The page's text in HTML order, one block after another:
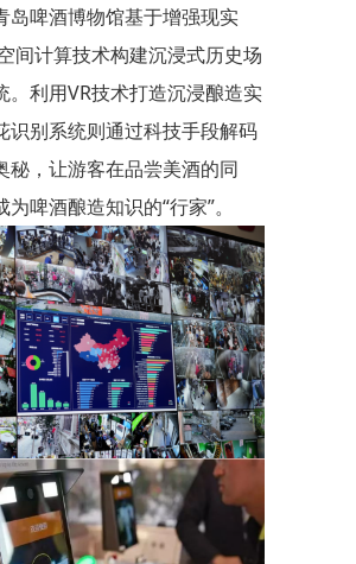
岛啤酒博物馆基于增强现实
空间计算技术构建沉浸式历史场
。利用VR技术打造沉浸酿造实
识别系统则通过科技手段解码
秘，让游客在品尝美酒的同
啤酒酿造知识的“行家”。